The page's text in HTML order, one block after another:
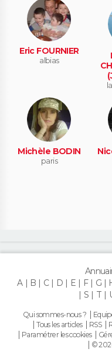
Eric FOURNIER
albias
Michèle BODIN
paris
A
B C D E F G
S
T
Qui sommes-nous ?
Tous les articles
RSS
Paramétrer les cookies
©